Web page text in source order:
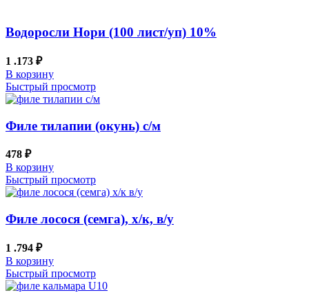
Водоросли Нори (100 лист/уп) 10%
1 .173 ₽
В корзину
Быстрый просмотр
Филе тилапии (окунь) с/м
478 ₽
В корзину
Быстрый просмотр
Филе лосося (семга), х/к, в/у
1 .794 ₽
В корзину
Быстрый просмотр